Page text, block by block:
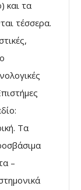
και τα
τέσσερα.
Τα
–